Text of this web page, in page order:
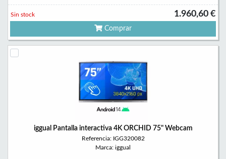
1.960,60 €
Sin stock
Comprar
iggual Pantalla interactiva 4K ORCHID 75" Webcam
Referencia: IGG320082
Marca: iggual